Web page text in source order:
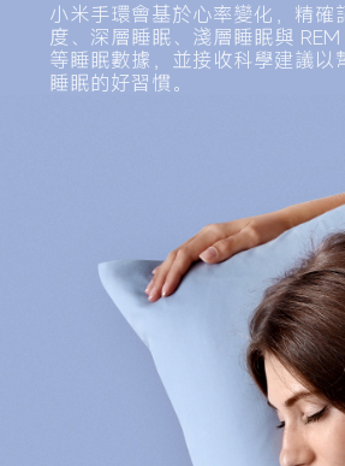
小米手環會基於心率變化，精確
度、深層睡眠、淺層睡眠與
等睡眠數據，並接收科學建議以
睡眠的好習慣。